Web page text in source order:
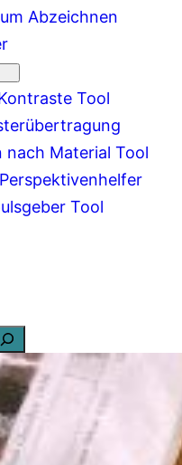
Abzeichnen
Tool
nach Material Tool
Tool